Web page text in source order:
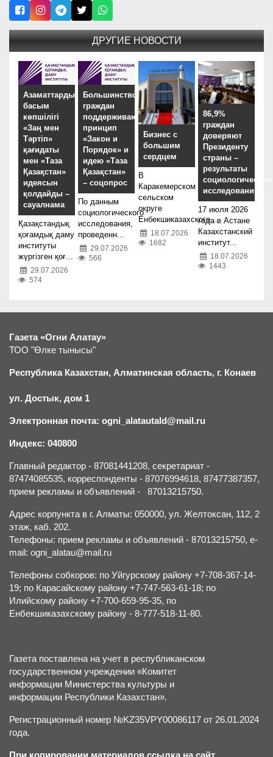
ДРУГИЕ НОВОСТИ
Азаматтардың
басым
көпшілігі
«Заң мен
Тәртіп»
қағидаты
мен «Таза
Қазақстан»
идеясын
қолдайды –
сауалнама
Қазақстандық
қоғамдық даму
институты
жүргізген қоғ...
29.07.2026
574
Большинство
граждан
поддерживают
принцип
«Закон и
Порядок» и
идею «Таза
Қазақстан»
– соцопрос
По данным
социологического
исследования,
проведенн...
29.07.2026
566
Бизнес с
большим
сердцем
В
Каракемерском
сельском
округе
Енбекшиказахского...
18.07.2026
1682
86,9%
граждан
доверяют
Президенту
страны –
результаты
социологических
исследований
17 июля 2026
года в Астане
Казахстанский
институт...
18.07.2026
1443
Газета «Огни Алатау»
ТОО "Өлке тынысы"
Республика Казахстан, Алматинская область, г. Конаев
ул. Достык, дом 1
Электронная почта: ogni_alatautald@mail.ru
Индекс: 040800
Главный редактор - 87081441208, секретариат -
87474085535, корреспонденты - 87076994618, 87477387357,
прием рекламы и объявлений - 87013215750.
Адрес корпункта в г. Алматы: 050000, ул. Желтоксан, 112, 2
этаж, каб. 202.
Телефоны: прием рекламы и объявлений - 87013215750, e-
mail: ogni_alatau@mail.ru
Телефоны собкоров: по Уйгурскому району +7-708-367-14-
19; по Карасайскому району +7-747-563-61-18; по
Илийскому району +7-700-659-95-35, по
Енбекшиказахскому району - 8-777-518-11-80.
Газета поставлена на учет в республиканском
государственном учреждении «Комитет
информации Министерства культуры и
информации Республики Казахстан».
Регистрационный номер №KZ35VPY00086117 от 26.01.2024
года.
При копировании материалов ссылка на сайт